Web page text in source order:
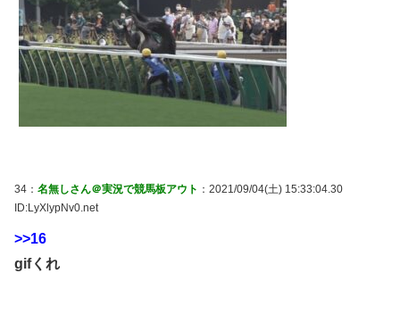
34： 名無しさん＠実況で競馬板アウト ：2021/09/04(土) 15:33:04.30
ID:LyXlypNv0.net
>>16
gifくれ